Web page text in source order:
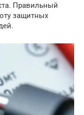
Правильный
защитных